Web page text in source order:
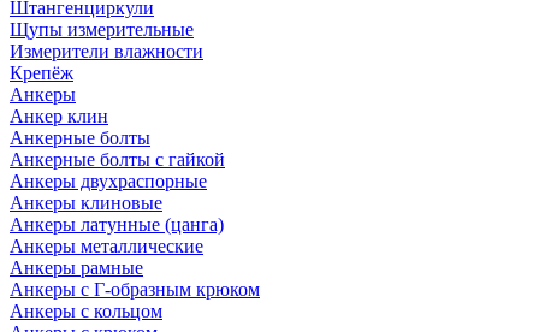
Штангенциркули
Щупы измерительные
Измерители влажности
Крепёж
Анкеры
Анкер клин
Анкерные болты
Анкерные болты с гайкой
Анкеры двухраспорные
Анкеры клиновые
Анкеры латунные (цанга)
Анкеры металлические
Анкеры рамные
Анкеры с Г-образным крюком
Анкеры с кольцом